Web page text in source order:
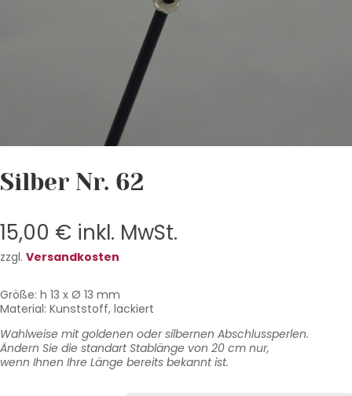
Silber Nr. 62
15,00 € inkl. MwSt.
zzgl. Versandkosten
Größe: h 13 x Ø 13 mm
Material: Kunststoff, lackiert
Wahlweise mit goldenen oder silbernen Abschlussperlen.
Ändern Sie die standart Stablänge von 20 cm nur,
wenn Ihnen Ihre Länge bereits bekannt ist.